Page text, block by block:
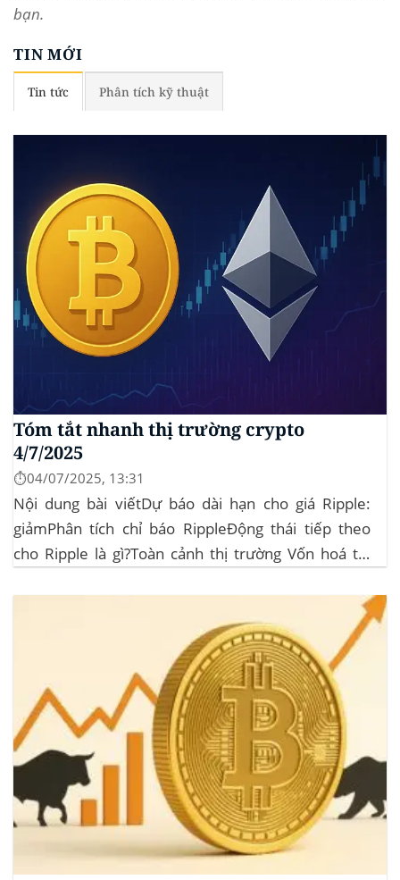
bạn.
TIN MỚI
Tin tức Phân tích kỹ thuật
Tóm tắt nhanh thị trường crypto
4/7/2025
⏱️04/07/2025, 13:31
Nội dung bài viếtDự báo dài hạn cho giá Ripple:
giảmPhân tích chỉ báo RippleĐộng thái tiếp theo
cho Ripple là gì?Toàn cảnh thị trường Vốn hoá thị
24 giờ, phản ánh áp lực chốt lời sau nhịp phục hồi